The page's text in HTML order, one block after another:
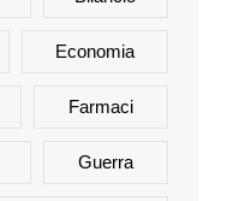
Economia
Farmaci
Guerra